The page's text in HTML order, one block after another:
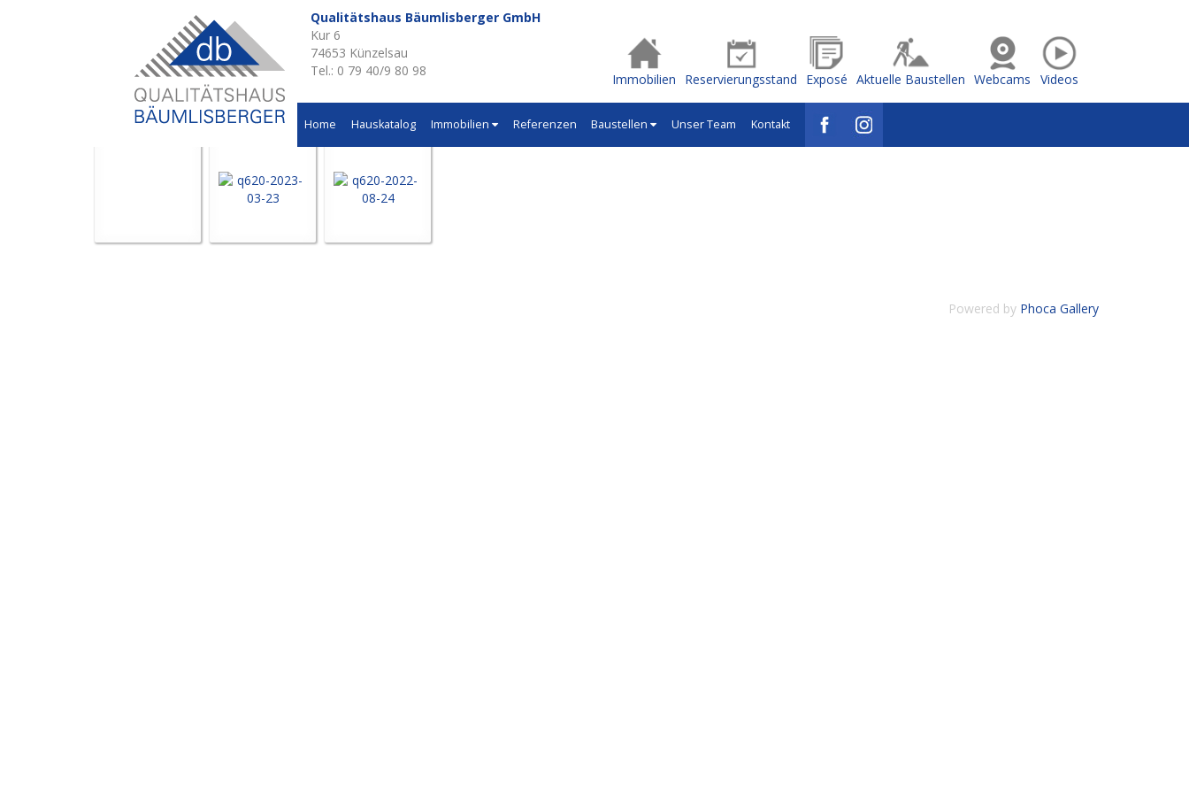
Qualitätshaus Bäumlisberger GmbH
Kur 6
74653 Künzelsau
Tel.: 0 79 40/9 80 98
Immobilien Reservierungsstand Exposé Aktuelle Baustellen Webcams Videos
Home Hauskatalog Immobilien Referenzen Baustellen Unser Team Kontakt
Aktuelle Baustellen - Q620
Einfamilienwohnhaus in Buchenbach
Powered by Phoca Gallery